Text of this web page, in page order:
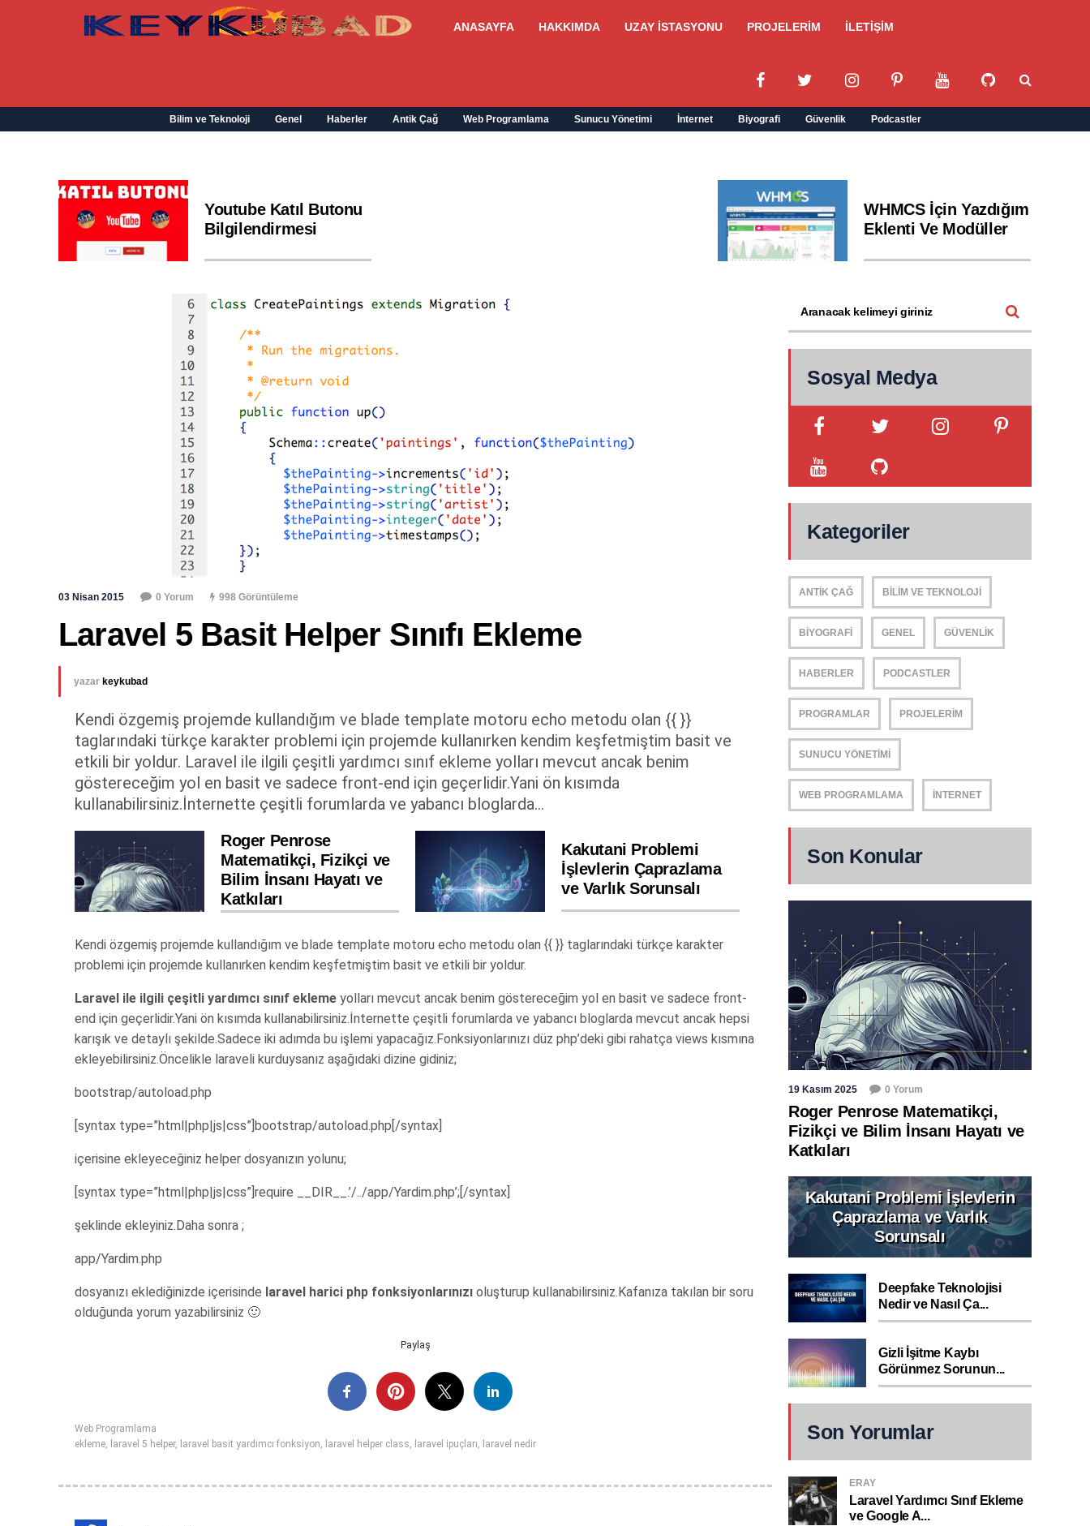
ANASAYFA HAKKIMDA UZAY İSTASYONU PROJELERİM İLETİŞİM
Bilim ve Teknoloji Genel Haberler Antik Çağ Web Programlama Sunucu Yönetimi İnternet Biyografi Güvenlik Podcastler
Youtube Katıl Butonu
Bilgilendirmesi
WHMCS İçin Yazdığım
Eklenti Ve Modüller
03 Nisan 2015 0 Yorum 998 Görüntüleme
Laravel 5 Basit Helper Sınıfı Ekleme
yazar keykubad
Kendi özgemiş projemde kullandığım ve blade template motoru echo metodu olan {{ }}
taglarındaki türkçe karakter problemi için projemde kullanırken kendim keşfetmiştim basit ve
etkili bir yoldur. Laravel ile ilgili çeşitli yardımcı sınıf ekleme yolları mevcut ancak benim
göstereceğim yol en basit ve sadece front-end için geçerlidir.Yani ön kısımda
kullanabilirsiniz.İnternette çeşitli forumlarda ve yabancı bloglarda...
Roger Penrose
Matematikçi, Fizikçi ve
Bilim İnsanı Hayatı ve
Katkıları
Kakutani Problemi
İşlevlerin Çaprazlama
ve Varlık Sorunsalı
Kendi özgemiş projemde kullandığım ve blade template motoru echo metodu olan {{ }} taglarındaki türkçe karakter
problemi için projemde kullanırken kendim keşfetmiştim basit ve etkili bir yoldur.
Laravel ile ilgili çeşitli yardımcı sınıf ekleme yolları mevcut ancak benim göstereceğim yol en basit ve sadece front-
end için geçerlidir.Yani ön kısımda kullanabilirsiniz.İnternette çeşitli forumlarda ve yabancı bloglarda mevcut ancak hepsi
karışık ve detaylı şekilde.Sadece iki adımda bu işlemi yapacağız.Fonksiyonlarınızı düz php’deki gibi rahatça views kısmına
ekleyebilirsiniz.Öncelikle laraveli kurduysanız aşağıdaki dizine gidiniz;
bootstrap/autoload.php
[syntax type=”html|php|js|css”]bootstrap/autoload.php[/syntax]
içerisine ekleyeceğiniz helper dosyanızın yolunu;
[syntax type=”html|php|js|css”]require __DIR__.’/../app/Yardim.php’;[/syntax]
şeklinde ekleyiniz.Daha sonra ;
app/Yardim.php
dosyanızı eklediğinizde içerisinde laravel harici php fonksiyonlarınızı oluşturup kullanabilirsiniz.Kafanıza takılan bir soru
olduğunda yorum yazabilirsiniz 🙂
Paylaş
Web Programlama
ekleme, laravel 5 helper, laravel basit yardımcı fonksiyon, laravel helper class, laravel ipuçları, laravel nedir
Sosyal Medya
Kategoriler
ANTIK ÇAĞ BILIM VE TEKNOLOJI
BIYOGRAFI GENEL GÜVENLIK
HABERLER PODCASTLER
PROGRAMLAR PROJELERIM
SUNUCU YÖNETIMI
WEB PROGRAMLAMA İNTERNET
Son Konular
19 Kasım 2025 0 Yorum
Roger Penrose Matematikçi,
Fizikçi ve Bilim İnsanı Hayatı ve
Katkıları
Kakutani Problemi İşlevlerin
Çaprazlama ve Varlık
Sorunsalı
Deepfake Teknolojisi
Nedir ve Nasıl Ça...
Gizli İşitme Kaybı
Görünmez Sorunun...
Son Yorumlar
ERAY
Laravel Yardımcı Sınıf Ekleme
ve Google A...